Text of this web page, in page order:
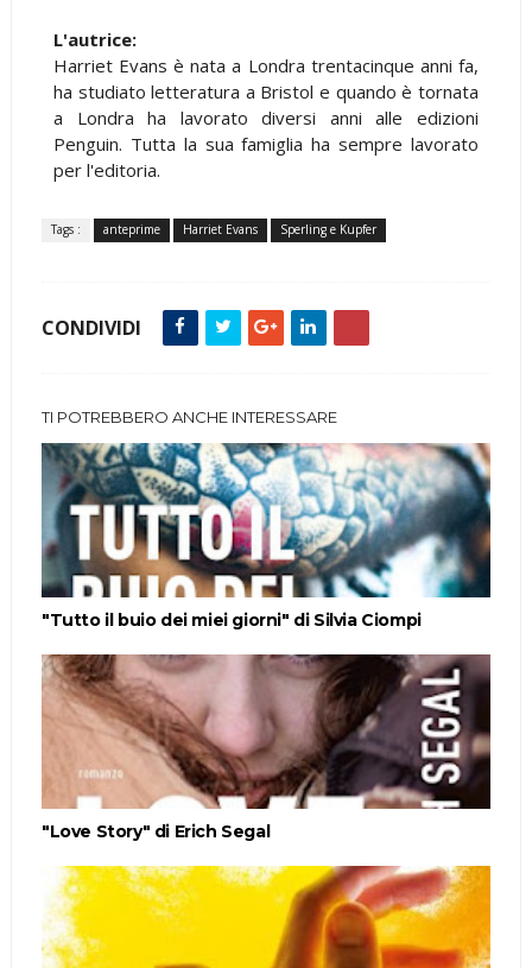
L'autrice:
Harriet Evans è nata a Londra trentacinque anni fa,
ha studiato letteratura a Bristol e quando è tornata
a Londra ha lavorato diversi anni alle edizioni
Penguin. Tutta la sua famiglia ha sempre lavorato
per l'editoria.
Tags : anteprime Harriet Evans Sperling e Kupfer
CONDIVIDI
TI POTREBBERO ANCHE INTERESSARE
"Tutto il buio dei miei giorni" di Silvia Ciompi
"Love Story" di Erich Segal